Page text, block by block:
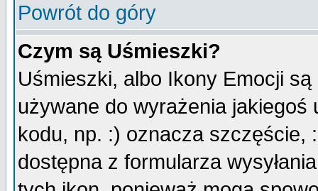
Powrót do góry
Czym są Uśmieszki?
Uśmieszki, albo Ikony Emocji
używane do wyrażenia
kodu, np. :) oznacza szczęście,
dostępna z formularza